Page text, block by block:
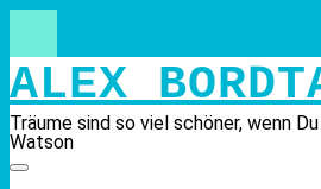
Skip
content
ALEX
Träume sind so viel schöner, wenn
Watson